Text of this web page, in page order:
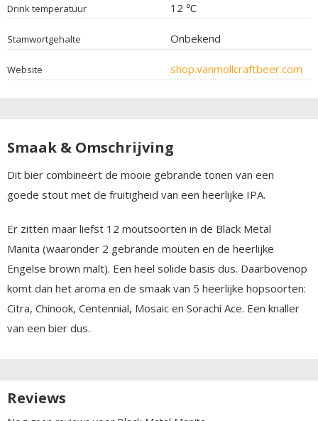
Drink temperatuur 12 ℃
Stamwortgehalte Onbekend
Website shop.vanmollcraftbeer.com
Smaak & Omschrijving
Dit bier combineert de mooie gebrande tonen van een
goede stout met de fruitigheid van een heerlijke IPA.
Er zitten maar liefst 12 moutsoorten in de Black Metal
Manita (waaronder 2 gebrande mouten en de heerlijke
Engelse brown malt). Een heel solide basis dus. Daarbovenop
komt dan het aroma en de smaak van 5 heerlijke hopsoorten:
Citra, Chinook, Centennial, Mosaic en Sorachi Ace. Een knaller
van een bier dus.
Reviews